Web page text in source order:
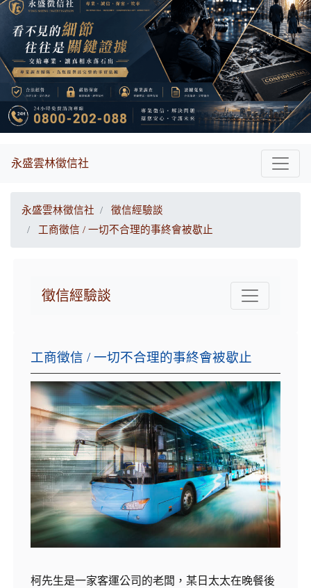
永盛雲林徵信社
永盛雲林徵信社
徵信經驗談
工商徵信 / 一切不合理的事終會被歇止
徵信經驗談
工商徵信 / 一切不合理的事終會被歇止
柯先生是一家客運公司的老闆，某日太太在晚餐後